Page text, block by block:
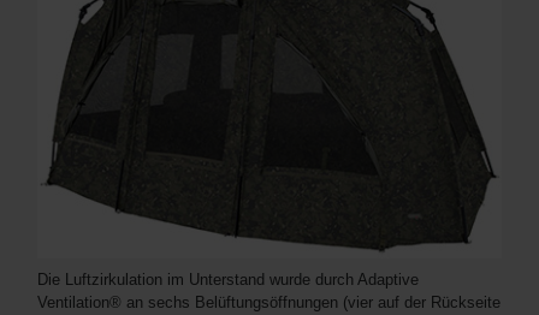
Die Luftzirkulation im Unterstand wurde durch Adaptive
Ventilation® an sechs Belüftungsöffnungen (vier auf der Rückseite